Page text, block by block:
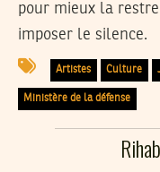
pour mieux la
imposer le silence.
Artistes Culture
Ministère de la défense